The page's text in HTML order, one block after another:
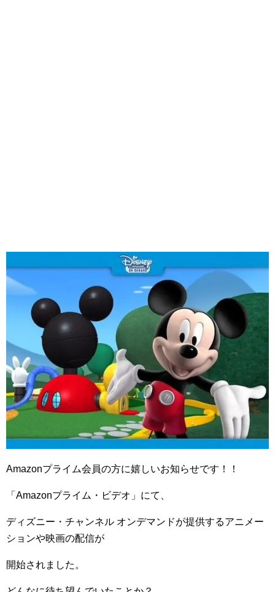
Amazonプライム会員の方に嬉しいお知らせです！！
「 Amazonプライム・ビデオ」にて、
ディズニー・チャンネル オンデマンドが提供するアニメー
ションや映画の配信が
開始されました。